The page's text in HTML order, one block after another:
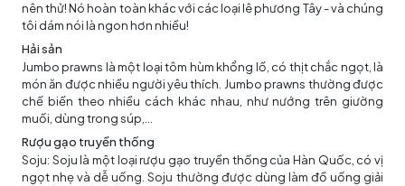
nên thử! Nó hoàn toàn khác với các loại lê phương Tây - và chúng
tôi dám nói là ngon hơn nhiều!
Hải sản
Jumbo prawns là một loại tôm hùm khổng lồ, có thịt chắc ngọt, là
món ăn được nhiều người yêu thích. Jumbo prawns thường được
chế biến theo nhiều cách khác nhau, như nướng trên giường
muối, dùng trong súp,...
Rượu gạo truyền thống
Soju: Soju là một loại rượu gạo truyền thống của Hàn Quốc, có vị
ngọt nhẹ và dễ uống. Soju thường được dùng làm đồ uống giải